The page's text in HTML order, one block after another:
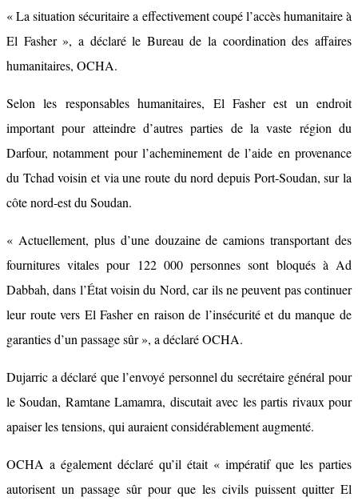
« La situation sécuritaire a effectivement coupé l’accès humanitaire à
El Fasher », a déclaré le Bureau de la coordination des affaires
humanitaires, OCHA.
Selon les responsables humanitaires, El Fasher est un endroit
important pour atteindre d’autres parties de la vaste région du
Darfour, notamment pour l’acheminement de l’aide en provenance
du Tchad voisin et via une route du nord depuis Port-Soudan, sur la
côte nord-est du Soudan.
« Actuellement, plus d’une douzaine de camions transportant des
fournitures vitales pour 122 000 personnes sont bloqués à Ad
Dabbah, dans l’État voisin du Nord, car ils ne peuvent pas continuer
leur route vers El Fasher en raison de l’insécurité et du manque de
garanties d’un passage sûr », a déclaré OCHA.
Dujarric a déclaré que l’envoyé personnel du secrétaire général pour
le Soudan, Ramtane Lamamra, discutait avec les partis rivaux pour
apaiser les tensions, qui auraient considérablement augmenté.
OCHA a également déclaré qu’il était « impératif que les parties
autorisent un passage sûr pour que les civils puissent quitter El